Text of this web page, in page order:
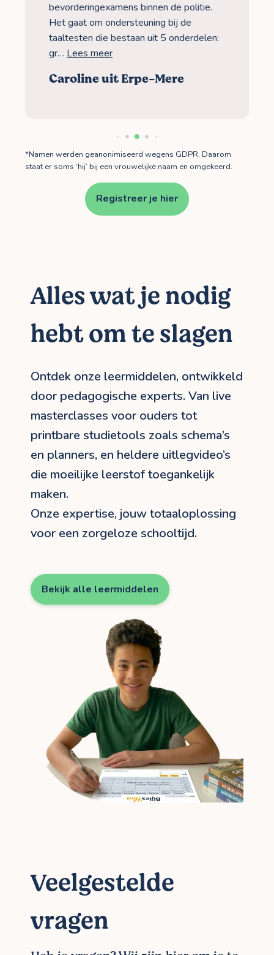
bevorderingexamens binnen de politie.
Het gaat om ondersteuning bij de
taaltesten die bestaan uit 5 onderdelen:
gr… Lees meer
Caroline uit Erpe-Mere
*Namen werden geanonimiseerd wegens GDPR. Daarom
staat er soms ‘hij’ bij een vrouwelijke naam en omgekeerd.
Registreer je hier
Alles wat je nodig
hebt om te slagen
Ontdek onze leermiddelen, ontwikkeld
door pedagogische experts. Van live
masterclasses voor ouders tot
printbare studietools zoals schema’s
en planners, en heldere uitlegvideo’s
die moeilijke leerstof toegankelijk
maken.
Onze expertise, jouw totaaloplossing
voor een zorgeloze schooltijd.
Bekijk alle leermiddelen
Veelgestelde
vragen